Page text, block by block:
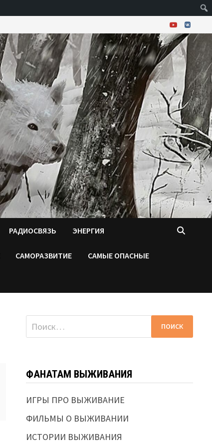
РАДИОСВЯЗЬ ЭНЕРГИЯ
САМОРАЗВИТИЕ САМЫЕ ОПАСНЫЕ
Найти:
ФАНАТАМ ВЫЖИВАНИЯ
ИГРЫ ПРО ВЫЖИВАНИЕ
ФИЛЬМЫ О ВЫЖИВАНИИ
ИСТОРИИ ВЫЖИВАНИЯ